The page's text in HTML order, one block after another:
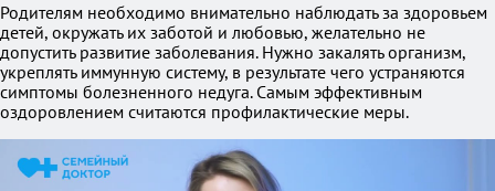
Родителям необходимо внимательно наблюдать за здоровьем
детей, окружать их заботой и любовью, желательно не
допустить развитие заболевания. Нужно закалять организм,
укреплять иммунную систему, в результате чего устраняются
симптомы болезненного недуга. Самым эффективным
оздоровлением считаются профилактические меры.